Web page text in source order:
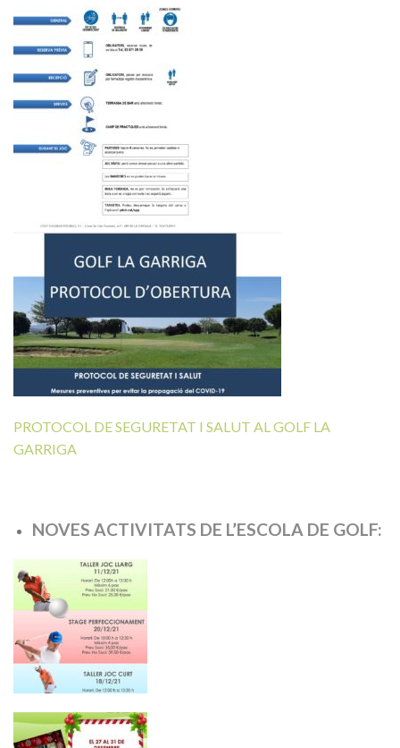
PROTOCOL DE SEGURETAT I SALUT AL GOLF LA
GARRIGA
NOVES ACTIVITATS DE L’ESCOLA DE GOLF: